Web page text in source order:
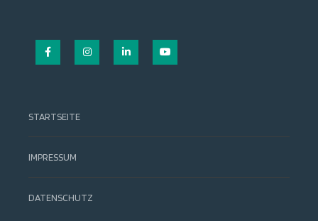
Facebook Instagram LinkedIn
STARTSEITE
IMPRESSUM
DATENSCHUTZ